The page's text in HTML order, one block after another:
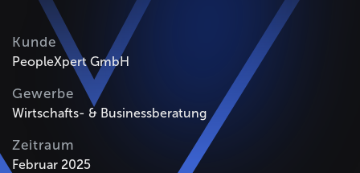
Kunde
PeopleXpert GmbH
Gewerbe
Wirtschafts- & Businessberatung
Zeitraum
Februar 2025